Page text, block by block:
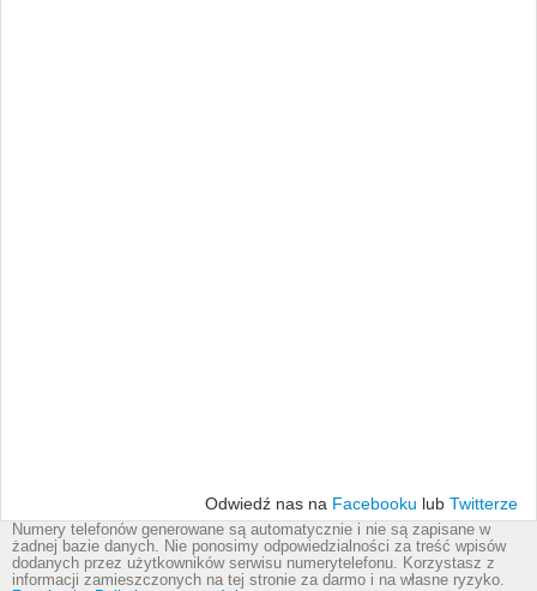
Odwiedź nas na Facebooku lub Twitterze
Numery telefonów generowane są automatycznie i nie są zapisane w
żadnej bazie danych. Nie ponosimy odpowiedzialności za treść wpisów
dodanych przez użytkowników serwisu numerytelefonu. Korzystasz z
informacji zamieszczonych na tej stronie za darmo i na własne ryzyko.